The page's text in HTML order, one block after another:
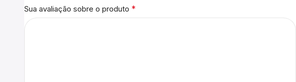
Sua avaliação sobre o produto *